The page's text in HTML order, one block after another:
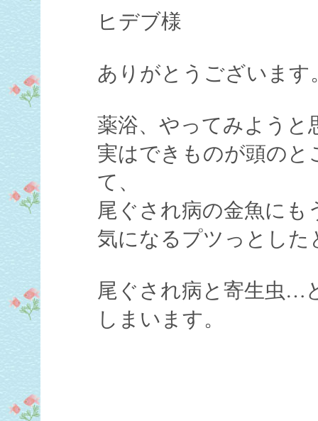
ヒデブ様
ありがとうございます
薬浴、やってみようと
実はできものが頭の
て、
尾ぐされ病の金魚に
気になるプツっとし
尾ぐされ病と寄生虫…
しまいます。